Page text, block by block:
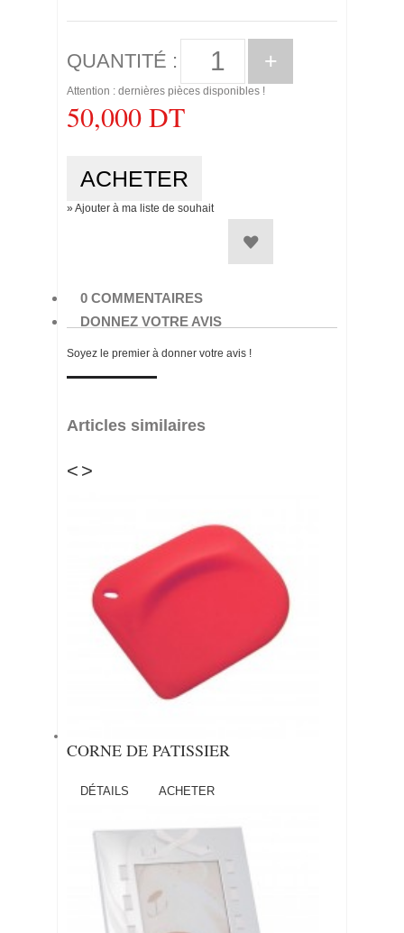
QUANTITÉ : +
Attention : dernières pièces disponibles !
50,000 DT
» Ajouter à ma liste de souhait
0 COMMENTAIRES
DONNEZ VOTRE AVIS
Soyez le premier à donner votre avis !
Articles similaires
< >
CORNE DE PATISSIER
DÉTAILS ACHETER